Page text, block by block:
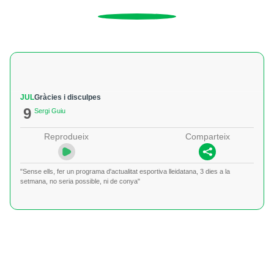
JUL
9
Gràcies i disculpes
Sergi Guiu
Reprodueix Comparteix
"Sense ells, fer un programa d'actualitat esportiva lleidatana, 3 dies a la
setmana, no seria possible, ni de conya"